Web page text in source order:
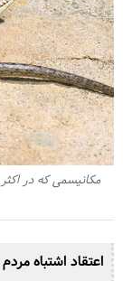
مکانیسمی که در
اعتقاد اشتباه